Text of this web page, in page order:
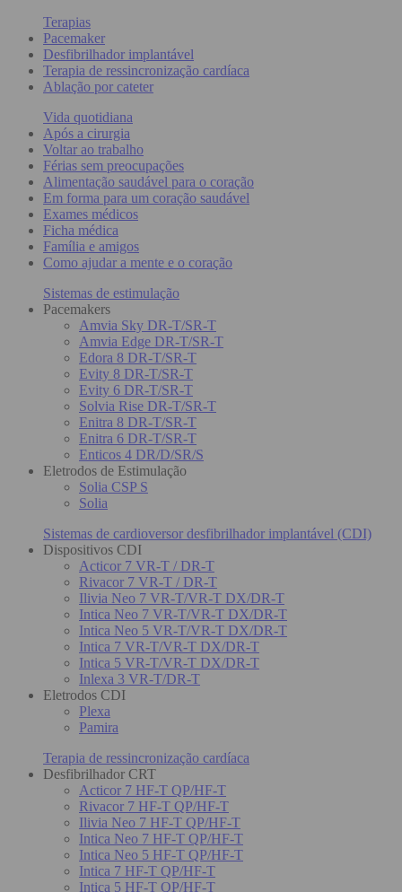
Terapias
Pacemaker
Desfibrilhador implantável
Terapia de ressincronização cardíaca
Ablação por cateter
Vida quotidiana
Após a cirurgia
Voltar ao trabalho
Férias sem preocupações
Alimentação saudável para o coração
Em forma para um coração saudável
Exames médicos
Ficha médica
Família e amigos
Como ajudar a mente e o coração
Sistemas de estimulação
Pacemakers
Amvia Sky DR-T/SR-T
Amvia Edge DR-T/SR-T
Edora 8 DR-T/SR-T
Evity 8 DR-T/SR-T
Evity 6 DR-T/SR-T
Solvia Rise DR-T/SR-T
Enitra 8 DR-T/SR-T
Enitra 6 DR-T/SR-T
Enticos 4 DR/D/SR/S
Eletrodos de Estimulação
Solia CSP S
Solia
Sistemas de cardioversor desfibrilhador implantável (CDI)
Dispositivos CDI
Acticor 7 VR-T / DR-T
Rivacor 7 VR-T / DR-T
Ilivia Neo 7 VR-T/VR-T DX/DR-T
Intica Neo 7 VR-T/VR-T DX/DR-T
Intica Neo 5 VR-T/VR-T DX/DR-T
Intica 7 VR-T/VR-T DX/DR-T
Intica 5 VR-T/VR-T DX/DR-T
Inlexa 3 VR-T/DR-T
Eletrodos CDI
Plexa
Pamira
Terapia de ressincronização cardíaca
Desfibrilhador CRT
Acticor 7 HF-T QP/HF-T
Rivacor 7 HF-T QP/HF-T
Ilivia Neo 7 HF-T QP/HF-T
Intica Neo 7 HF-T QP/HF-T
Intica Neo 5 HF-T QP/HF-T
Intica 7 HF-T QP/HF-T
Intica 5 HF-T QP/HF-T